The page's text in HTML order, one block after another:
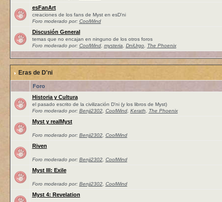
esFanArt
creaciones de los fans de Myst en esD'ni
Foro moderado por: CoolWind
Discusión General
temas que no encajan en ninguno de los otros foros
Foro moderado por: CoolWind, mysteria DniUrgo, The Phoenix
Eras de D'ni
Foro
Historia y Cultura
el pasado escrito de la civilización D'ni (y los libros de Myst)
Foro moderado por: Benji2302, CoolWind, Kerath The Phoenix
Myst y realMyst
Foro moderado por: Benji2302, CoolWind
Riven
Foro moderado por: Benji2302, CoolWind
Myst III: Exile
Foro moderado por: Benji2302, CoolWind
Myst 4: Revelation